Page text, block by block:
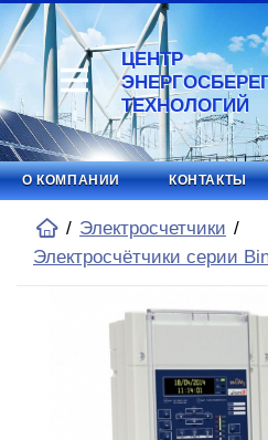
ЦЕНТР
ТЕХНОЛОГИЙ
О КОМПАНИИ КОНТАКТЫ
Электросчетчики
Электросчётчики серии